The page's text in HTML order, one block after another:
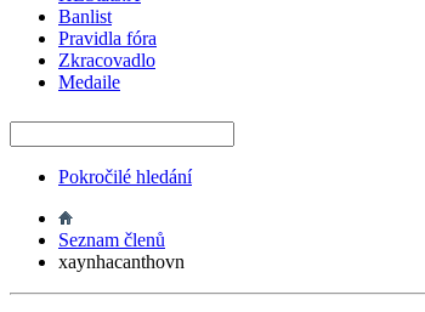
Banlist
Pravidla fóra
Zkracovadlo
Medaile
Pokročilé hledání
Seznam členů
xaynhacanthovn